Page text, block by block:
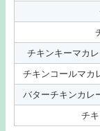
チキンキーマカ
チキンコールマカ
バターチキンカレ
チ